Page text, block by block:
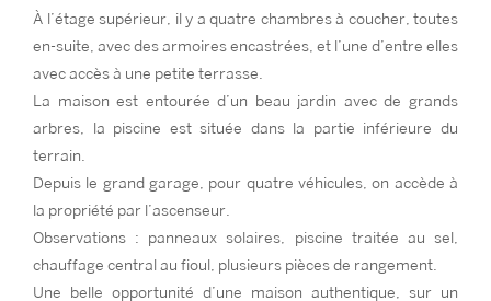
À l’étage supérieur, il y a quatre chambres à coucher, toutes
en-suite, avec des armoires encastrées, et l’une d’entre elles
avec accès à une petite terrasse.
La maison est entourée d’un beau jardin avec de grands
arbres, la piscine est située dans la partie inférieure du
terrain.
Depuis le grand garage, pour quatre véhicules, on accède à
la propriété par l’ascenseur.
Observations : panneaux solaires, piscine traitée au sel,
chauffage central au fioul, plusieurs pièces de rangement.
Une belle opportunité d’une maison authentique, sur un